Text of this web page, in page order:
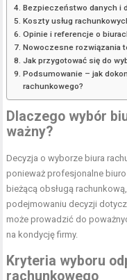
Bezpieczeństwo danych i
Koszty usług
Opinie i referencje o
Nowoczesne rozwiązania
Jak przygotować się do
Podsumowanie – jak
rachunkowego?
Dlaczego wybór
ważny?
Decyzja o wyborze biura
ponieważ profesjonalne
bieżącą obsługą
podejmowaniu decyzji
może prowadzić do
na kondycję firmy.
Kryteria wyboru
rachunkowego